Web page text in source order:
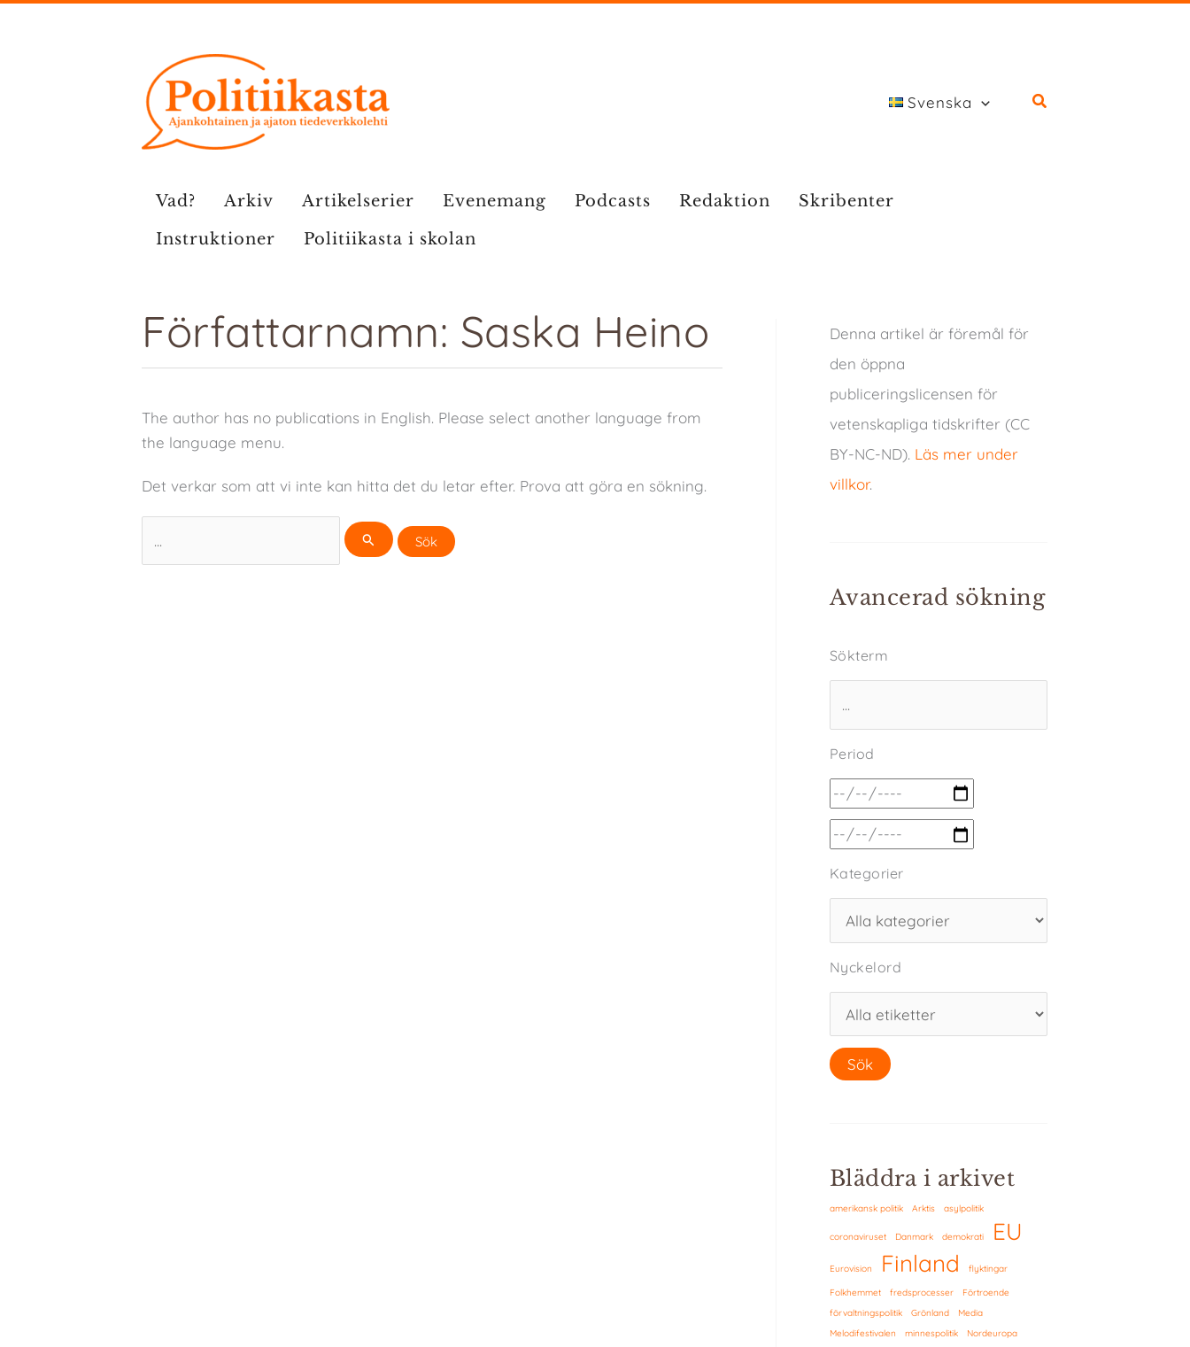
Svenska
Vad? Arkiv Artikelserier Evenemang Podcasts Redaktion
Skribenter
Instruktioner
Politiikasta i skolan
Författarnamn: Saska Heino
The author has no publications in English. Please select another language from
the language menu.
Det verkar som att vi inte kan hitta det du letar efter. Prova att göra en sökning.
efter:
Denna artikel är föremål för
den öppna
publiceringslicensen för
vetenskapliga tidskrifter (CC
BY-NC-ND). Läs mer under
villkor.
Avancerad sökning
Sökterm
Period
Kategorier
Nyckelord
Bläddra i arkivet
amerikansk politik Arktis asylpolitik
coronaviruset Danmark demokrati EU
Eurovision Finland flyktingar
Folkhemmet fredsprocesser
Förtroende
förvaltningspolitik
Grönland
Media
Melodifestivalen
minnespolitik
Nordeuropa